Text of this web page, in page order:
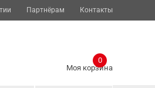
Партнёрам Контакты
Моя корзина
0